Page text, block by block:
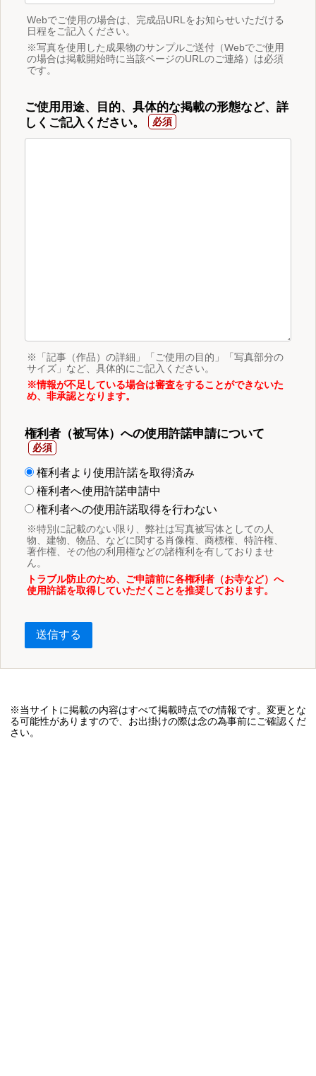
Webでご使用の場合は、完成品URLをお知らせいただける
日程をご記入ください。
※写真を使用した成果物のサンプルご送付（Webでご使用
の場合は掲載開始時に当該ページのURLのご連絡）は必須
です。
ご使用用途、目的、具体的な掲載の形態など、詳
しくご記入ください。
※「記事（作品）の詳細」「ご使用の目的」「写真部分の
サイズ」など、具体的にご記入ください。
※情報が不足している場合は審査をすることができないた
め、非承認となります。
権利者（被写体）への使用許諾申請について
権利者より使用許諾を取得済み
権利者へ使用許諾申請中
権利者への使用許諾取得を行わない
※特別に記載のない限り、弊社は写真被写体としての人
物、建物、物品、などに関する肖像権、商標権、特許権、
著作権、その他の利用権などの諸権利を有しておりませ
ん。
トラブル防止のため、ご申請前に各権利者（お寺など）へ
使用許諾を取得していただくことを推奨しております。
送信する
※当サイトに掲載の内容はすべて掲載時点での情報です。変更とな
る可能性がありますので、お出掛けの際は念の為事前にご確認くだ
さい。